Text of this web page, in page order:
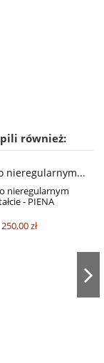
również:
nieregularnym
- PIENA
250,00 zł